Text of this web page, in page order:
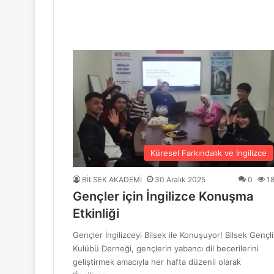
10 Haziran 2026
BİLSEK Türk Sanat Müziği Korosu
4 Haziran 2026
“Sevda ve Nostalji Yolculuğu”
18 Mayıs 2026
GENÇ YÜREKLER ŞİİRLE BULUŞTU
6 Mayıs 2026
Küresel Farkındalık ve İngilizce
BİLSEK AKADEMİ 30 Aralık 2025 0
Gençler için İngilizce Konuşma
Etkinliği
Gençler İngilizceyi Bilsek ile Konuşuyor! Bilsek
Kulübü Derneği, gençlerin yabancı dil becerilerini
geliştirmek amacıyla her hafta düzenli olarak